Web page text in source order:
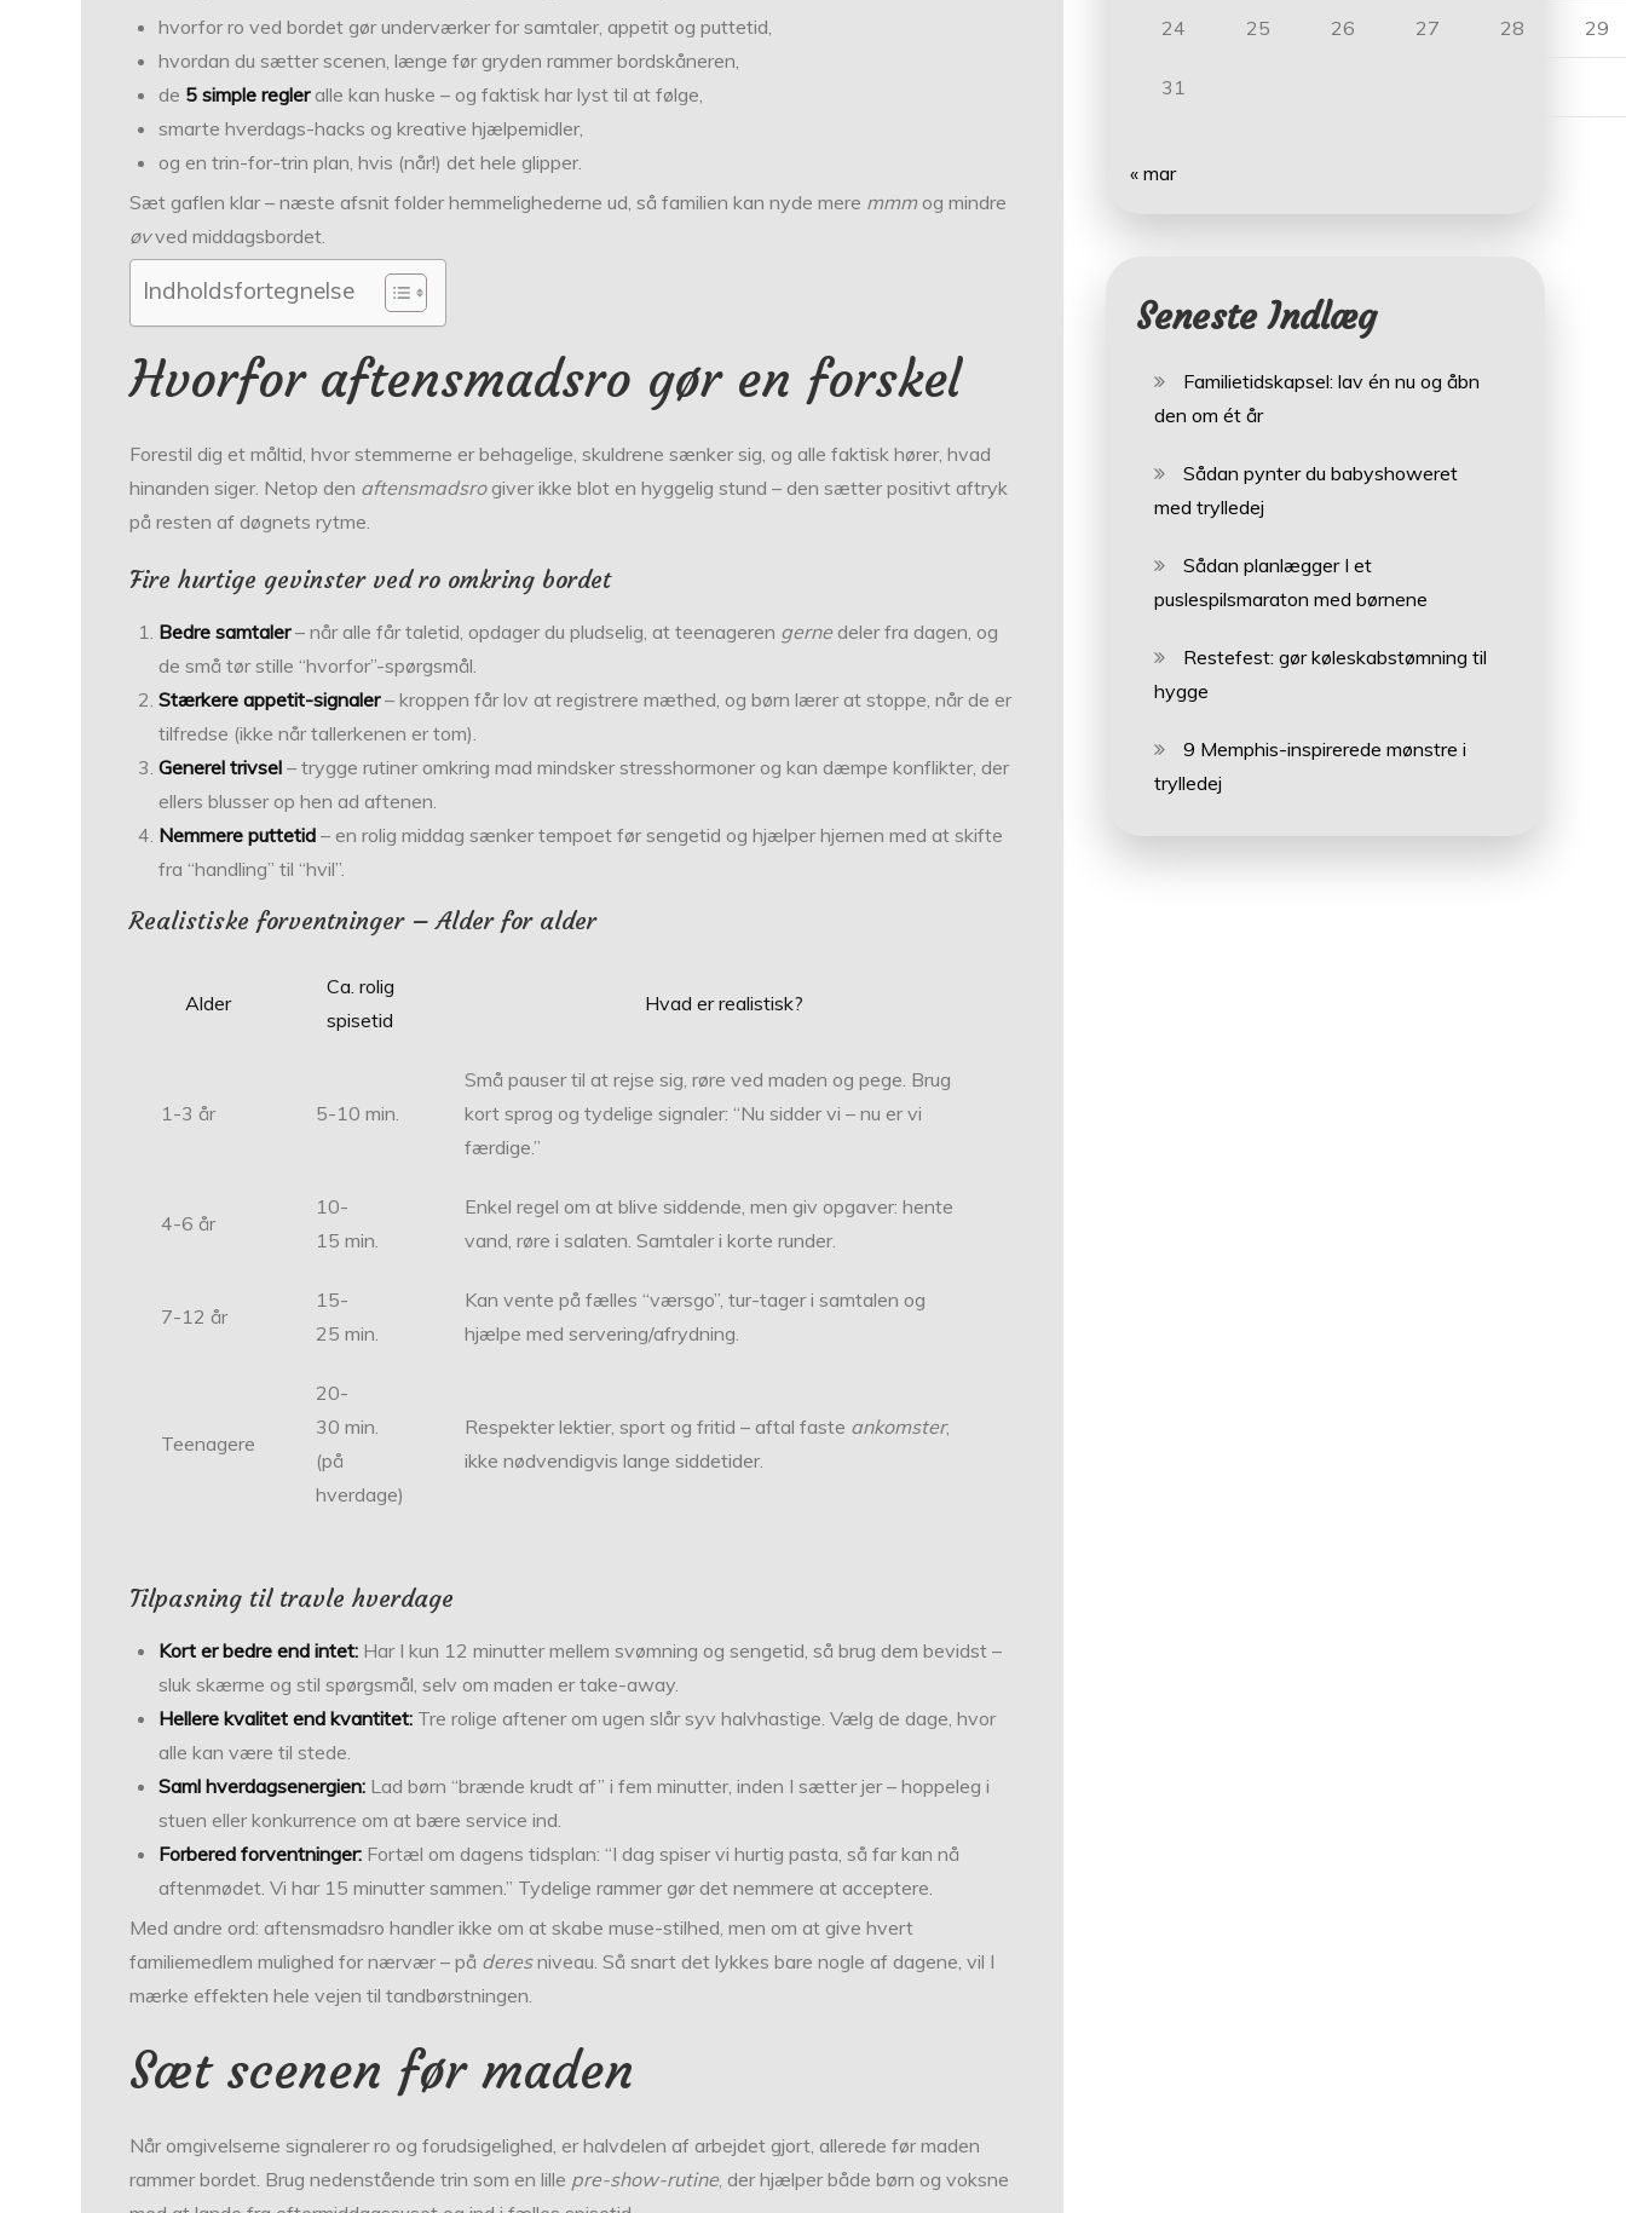
hvorfor ro ved bordet gør underværker for samtaler, appetit og puttetid,
hvordan du sætter scenen, længe før gryden rammer bordskåneren,
de 5 simple regleralle kan huske – og faktisk har lyst til at følge,
smarte hverdags-hacks og kreative hjælpemidler,
og en trin-for-trin plan, hvis (når!) det hele glipper.
Sæt gaflen klar – næste afsnit folder hemmelighederne ud, så familien kan nyde mere mmmog mindre
øvved middagsbordet.
Indholdsfortegnelse
Hvorfor aftensmadsro gør en forskel
Forestil dig et måltid, hvor stemmerne er behagelige, skuldrene sænker sig, og alle faktisk hører, hvad
hinanden siger. Netop den aftensmadsrogiver ikke blot en hyggelig stund – den sætter positivt aftryk
på resten af døgnets rytme.
Fire hurtige gevinster ved ro omkring bordet
Bedre samtaler– når alle får taletid, opdager du pludselig, at teenageren gernedeler fra dagen, og
de små tør stille “hvorfor”-spørgsmål.
Stærkere appetit-signaler– kroppen får lov at registrere mæthed, og børn lærer at stoppe, når de er
tilfredse (ikke når tallerkenen er tom).
Generel trivsel – trygge rutiner omkring mad mindsker stresshormoner og kan dæmpe konflikter, der
ellers blusser op hen ad aftenen.
Nemmere puttetid – en rolig middag sænker tempoet før sengetid og hjælper hjernen med at skifte
fra “handling” til “hvil”.
Realistiske forventninger – Alder for alder
Alder
Ca. rolig
spisetid
Hvad er realistisk?
1-3 år 5-10 min.
Små pauser til at rejse sig, røre ved maden og pege. Brug
kort sprog og tydelige signaler: “Nu sidder vi – nu er vi
færdige.”
4-6 år
10-
15 min.
Enkel regel om at blive siddende, men giv opgaver: hente
vand, røre i salaten. Samtaler i korte runder.
7-12 år
15-
25 min.
Kan vente på fælles “værsgo”, tur-tager i samtalen og
hjælpe med servering/afrydning.
Teenagere
20-
30 min.
(på
hverdage)
Respekter lektier, sport og fritid – aftal faste ankomster,
ikke nødvendigvis lange siddetider.
Tilpasning til travle hverdage
Kort er bedre end intet: Har I kun 12 minutter mellem svømning og sengetid, så brug dem bevidst –
sluk skærme og stil spørgsmål, selv om maden er take-away.
Hellere kvalitet end kvantitet: Tre rolige aftener om ugen slår syv halvhastige. Vælg de dage, hvor
alle kan være til stede.
Saml hverdagsenergien: Lad børn “brænde krudt af” i fem minutter, inden I sætter jer – hoppeleg i
stuen eller konkurrence om at bære service ind.
Forbered forventninger: Fortæl om dagens tidsplan: “I dag spiser vi hurtig pasta, så far kan nå
aftenmødet. Vi har 15 minutter sammen.” Tydelige rammer gør det nemmere at acceptere.
Med andre ord: aftensmadsro handler ikke om at skabe muse-stilhed, men om at give hvert
familiemedlem mulighed for nærvær – på deresniveau. Så snart det lykkes bare nogle af dagene, vil I
mærke effekten hele vejen til tandbørstningen.
Sæt scenen før maden
Når omgivelserne signalerer ro og forudsigelighed, er halvdelen af arbejdet gjort, allerede før maden
rammer bordet. Brug nedenstående trin som en lille pre­-show-rutine, der hjælper både børn og voksne
24 25 26 27 28 29
31
« mar
Seneste Indlæg
Familietidskapsel: lav én nu og åbn
den om ét år
Sådan pynter du babyshoweret
med trylledej
Sådan planlægger I et
puslespilsmaraton med børnene
Restefest: gør køleskabstømning til
hygge
9 Memphis-inspirerede mønstre i
trylledej